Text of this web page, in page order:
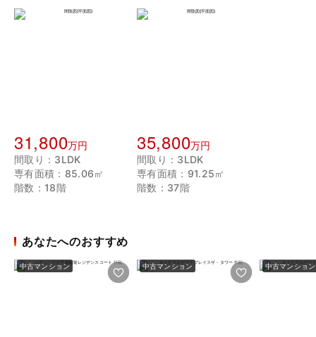
31,800万円
間取り：3LDK
専有面積：85.06㎡
階数：18階
35,800万円
間取り：3LDK
専有面積：91.25㎡
階数：37階
あなたへのおすすめ
中古マンション 中古マンション 中古マンション